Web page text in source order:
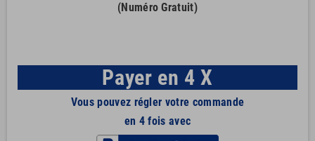
(Numéro Gratuit)
Payer en 4 X
Vous pouvez régler votre commande
en 4 fois avec